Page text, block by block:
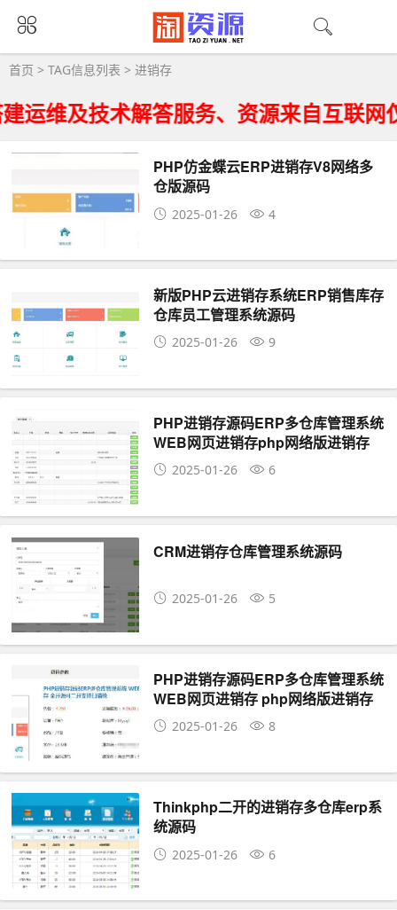
进销存大全 - 进销存相关资源下载
首页 > TAG信息列表 > 进销存
运维及技术解答服务、资源来自互联
PHP仿金蝶云ERP进销存V8网络多
仓版源码
2025-01-26 4
新版PHP云进销存系统ERP销售库存
仓库员工管理系统源码
2025-01-26 9
PHP进销存源码ERP多仓库管理系统
WEB网页进销存php网络版进销存
2025-01-26 6
CRM进销存仓库管理系统源码
2025-01-26 5
PHP进销存源码ERP多仓库管理系统
WEB网页进销存 php网络版进销存
2025-01-26 8
Thinkphp二开的进销存多仓库erp系
统源码
2025-01-26 6